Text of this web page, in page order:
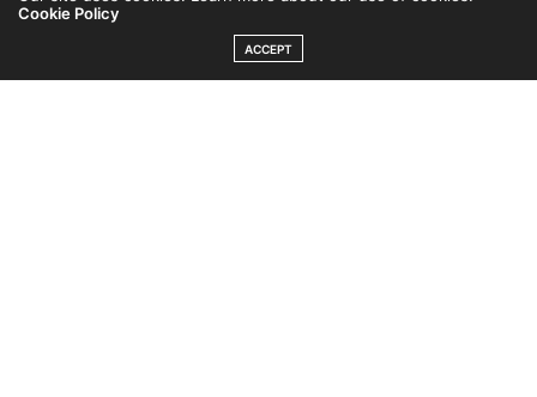
”Meningen med en tids frånvaro från sina älskvärdheter
måste ju vara nytändningen när man är tillbaka”
Cookie Policy
ACCEPT